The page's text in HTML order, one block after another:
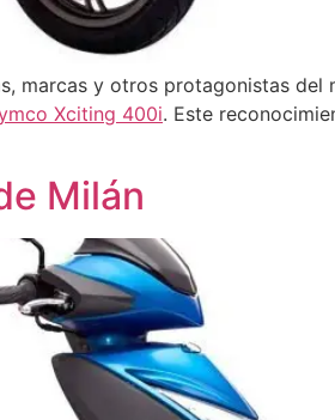
marcas y otros protagonistas del
Xciting 400i. Este
Milán